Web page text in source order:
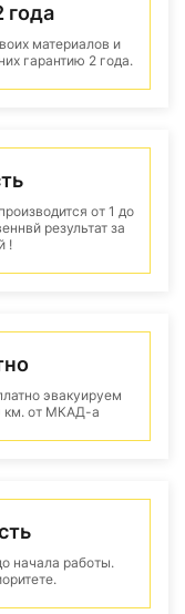
года
материалов и
гарантию 2 года.
от 1 до
результат за
!
эвакуируем
км. от МКАД-а
начала работы.